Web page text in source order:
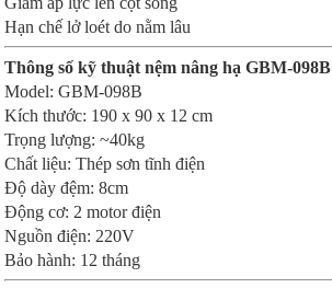
Hạn chế lở loét do nằm lâu
Thông số kỹ thuật nệm nâng hạ GBM-098B
Model: GBM-098B
Kích thước: 190 x 90 x 12 cm
Trọng lượng: ~40kg
Chất liệu: Thép sơn tĩnh điện
Độ dày đệm: 8cm
Động cơ: 2 motor điện
Nguồn điện: 220V
Bảo hành: 12 tháng